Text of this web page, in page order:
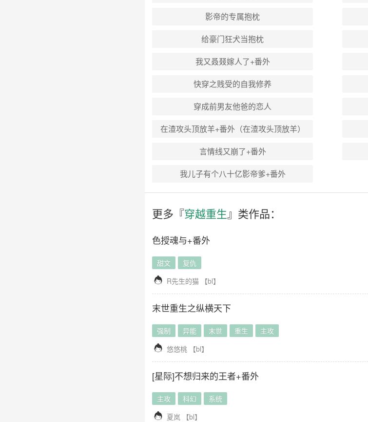
影帝的专属抱枕
给豪门狂犬当抱枕
我又叒叕嫁人了+番外
快穿之贱受的自我修养
穿成前男友他爸的恋人
在渣攻头顶放羊+番外（在渣攻头顶放羊）
言情线又崩了+番外
我儿子有个八十亿影帝爹+番外
更多『穿越重生 』类作品：
色授魂与+番外
甜文 复仇
 R先生的猫 【bl】
末世重生之纵横天下
强制 异能 末世 重生 主攻
 悠悠桃 【bl】
[星际]不想归来的王者+番外
主攻 科幻 系统
 夏岚 【bl】